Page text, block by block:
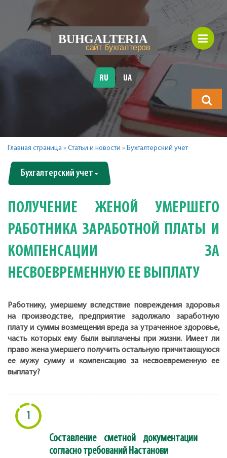
будете
искать?
RU UA
Главная страница » Статьи и новости » Бухгалтерский учет
Бухгалтерский учет
ПОЛУЧЕНИЕ ЖЕНОЙ УМЕРШЕГО
РАБОТНИКА ЗАРАБОТНОЙ ПЛАТЫ И
КОМПЕНСАЦИИ ЗА
НЕСВОЕВРЕМЕННУЮ ЕЕ ВЫПЛАТУ
Работнику, умершему вследствие повреждения здоровья
на производстве, предприятие задолжало заработную
плату и суммы возмещения вреда за утраченное здоровье,
часть которых ему были выплачены при жизни. Имеет ли
право жена умершего получить остальную причитающуюся
ее мужу сумму и компенсацию за несвоевременную ее
выплату?
1
Составление сметной документации
согласно требований Настанови